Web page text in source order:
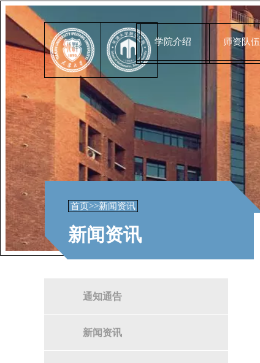
学院介绍 师资队伍
首页>>新闻资讯
新闻资讯
通知通告
新闻资讯